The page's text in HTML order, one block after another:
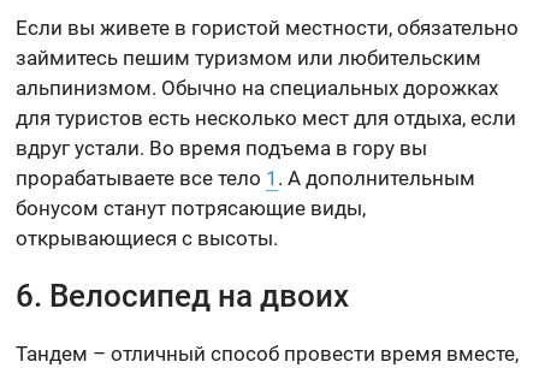
Если вы живете в гористой местности, обязательно
займитесь пешим туризмом или любительским
альпинизмом. Обычно на специальных дорожках
для туристов есть несколько мест для отдыха, если
вдруг устали. Во время подъема в гору вы
прорабатываете все тело 1 . А дополнительным
бонусом станут потрясающие виды,
открывающиеся с высоты.
6. Велосипед на двоих
Тандем – отличный способ провести время вместе,